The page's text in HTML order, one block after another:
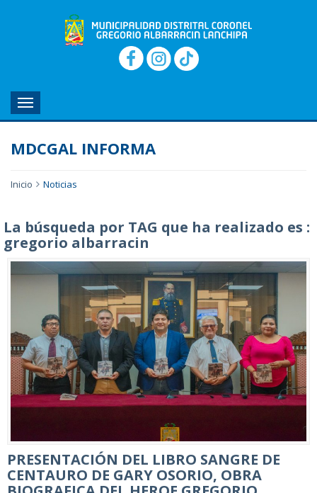
MENU
MDCGAL INFORMA
Inicio Noticias
La búsqueda por TAG que ha realizado es :
gregorio albarracin
PRESENTACIÓN DEL LIBRO SANGRE DE
CENTAURO DE GARY OSORIO, OBRA